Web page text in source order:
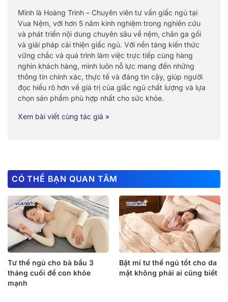
Mình là Hoàng Trinh – Chuyên viên tư vấn giấc ngủ tại
Vua Nệm, với hơn 5 năm kinh nghiệm trong nghiên cứu
và phát triển nội dung chuyên sâu về nệm, chăn ga gối
và giải pháp cải thiện giấc ngủ. Với nền tảng kiến thức
vững chắc và quá trình làm việc trực tiếp cùng hàng
nghìn khách hàng, mình luôn nỗ lực mang đến những
thông tin chính xác, thực tế và đáng tin cậy, giúp người
đọc hiểu rõ hơn về giá trị của giấc ngủ chất lượng và lựa
chọn sản phẩm phù hợp nhất cho sức khỏe.
Xem bài viết cùng tác giả »
CÓ THỂ BẠN QUAN TÂM
Tư thế ngủ cho bà bầu 3
tháng cuối để con khỏe
mạnh
Bật mí tư thế ngủ tốt cho da
mặt không phải ai cũng biết